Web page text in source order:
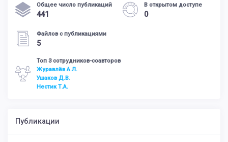
Общее число публикаций
441
В открытом доступе
0
Файлов с публикациями
5
Топ 3 сотрудников-соавторов
Журавлёв А.Л.
Ушаков Д.В.
Нестик Т.А.
Публикации